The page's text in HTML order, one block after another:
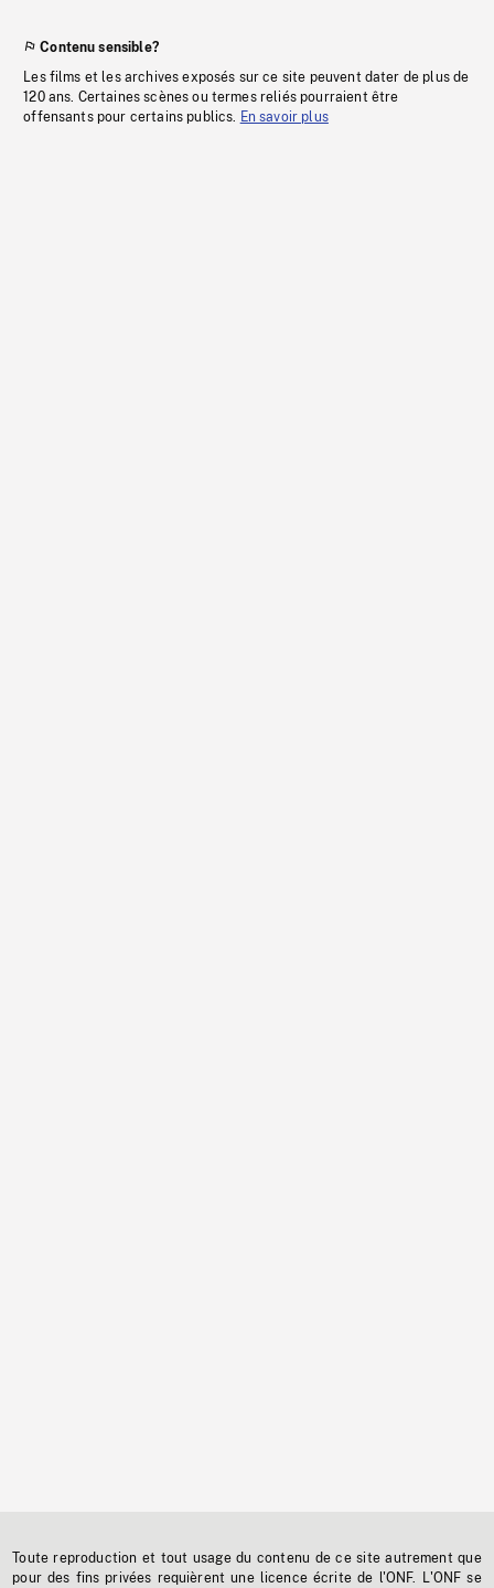
Contenu sensible?
Les films et les archives exposés sur ce site peuvent dater de plus de
120 ans. Certaines scènes ou termes reliés pourraient être
offensants pour certains publics. En savoir plus
Toute reproduction et tout usage du contenu de ce site autrement que
pour des fins privées requièrent une licence écrite de l'ONF. L'ONF se